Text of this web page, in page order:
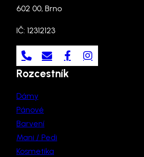
602 00, Brno
IČ: 12312123
Rozcestník
Dámy
Pánové
Barvení
Mani / Pedi
Kosmetika